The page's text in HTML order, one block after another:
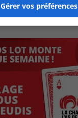
Gérer vos préférences